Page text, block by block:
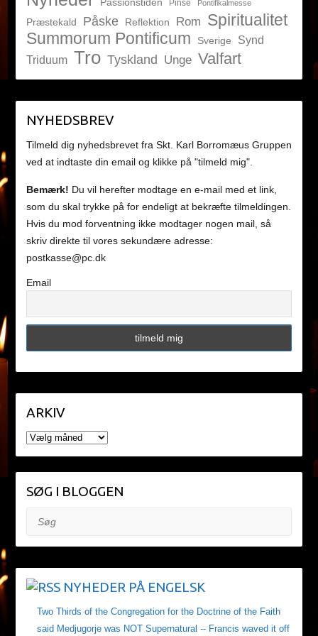
Pinse Pontifikalmesse
Præstekald Påske Reflektion Rom Spiritualitet
Summorum Pontificum Sverige
Synd
Triduum Tro Tyskland Unge Valfart
NYHEDSBREV
Tilmeld dig nyhedsbrevet fra Skt. Karl Borromæus Gruppen
ved at indtaste din email og klikke på "tilmeld mig".
Bemærk! Du vil herefter modtage en e-mail med et link,
som du skal trykke på for endeligt at bekræfte tilmeldingen.
Hvis du mod forventning ikke modtager nogen mail, så
skriv direkte til vores sekundære adresse:
postkasse@pc.dk
Email
ARKIV
ARKIV
SØG I BLOGGEN
Søg
NYHEDER PÅ ENGELSK
Two Thirds of the Congregation for the Doctrine of the Faith
said Medjugorje was NOT Supernatural -- Francis waved it off